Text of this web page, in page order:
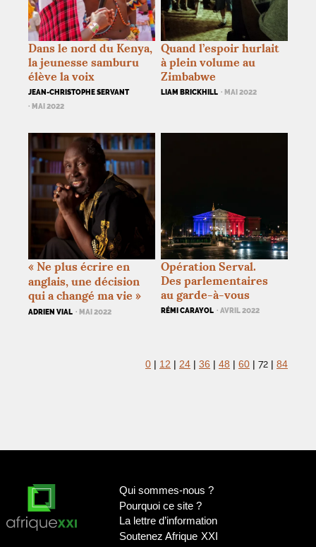
Dans le nord du Kenya,
la jeunesse samburu
élève la voix
JEAN-CHRISTOPHE SERVANT
· MAI 2022
Quand l’espoir hurlait
à plein volume au
Zimbabwe
LIAM BRICKHILL · MAI 2022
« Ne plus écrire en
anglais, une décision
qui a changé ma vie »
ADRIEN VIAL · MAI 2022
Opération Serval.
Des parlementaires
au garde-à-vous
RÉMI CARAYOL · AVRIL 2022
0 | 12 | 24 | 36 | 48 | 60 | 72 | 84
Qui sommes-nous ?
Pourquoi ce site ?
La lettre d’information
Soutenez Afrique XXI